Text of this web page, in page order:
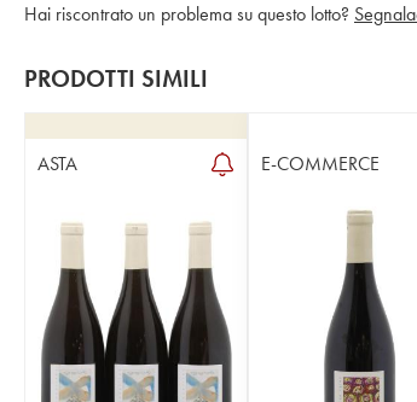
Hai riscontrato un problema su questo lotto?
PRODOTTI SIMILI
ASTA E-COMMERCE